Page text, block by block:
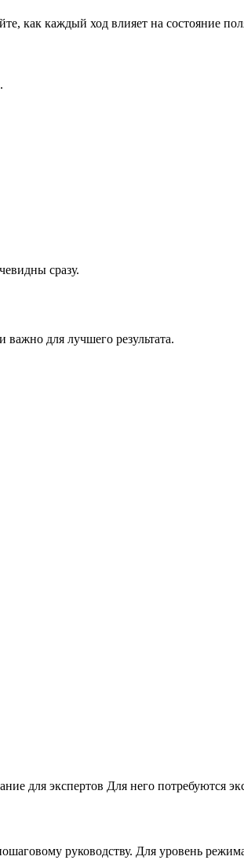
как каждый ход влияет на состояние
сразу.
для лучшего результата.
для экспертов Для него потребуются
руководству. Для уровень